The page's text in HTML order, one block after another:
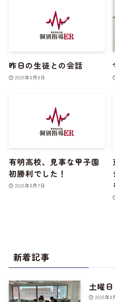
昨日の生徒との会話
2026年8月8日
有明高校、見事な甲子園
初勝利でした！
2026年8月7日
新着記事
土曜
2026年8